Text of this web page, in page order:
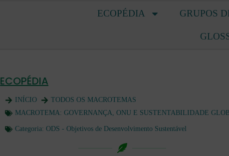
ECOPÉDIA GRUPOS
ECOPÉDIA
INÍCIO
TODOS OS MACROTEMAS
MACROTEMA: GOVERNANÇA, ONU E SUSTENTABILIDADE
Categoria: ODS - Objetivos de Desenvolvimento Sustentável